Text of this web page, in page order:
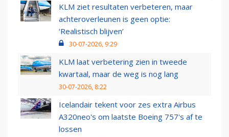
KLM ziet resultaten verbeteren, maar
achteroverleunen is geen optie:
‘Realistisch blijven’
30-07-2026, 9:29
KLM laat verbetering zien in tweede
kwartaal, maar de weg is nog lang
30-07-2026, 8:22
Icelandair tekent voor zes extra Airbus
A320neo's om laatste Boeing 757's af te
lossen